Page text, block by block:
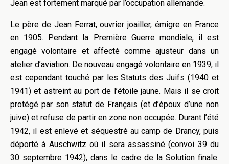
Jean est fortement marqué par l’occupation allemande.
Le père de Jean Ferrat, ouvrier joailler, émigre en France
en 1905. Pendant la Première Guerre mondiale, il est
engagé volontaire et affecté comme ajusteur dans un
atelier d’aviation. De nouveau engagé volontaire en 1939, il
est cependant touché par les Statuts des Juifs (1940 et
1941) et astreint au port de l’étoile jaune. Mais il se croit
protégé par son statut de Français (et d’époux d’une non
juive) et refuse de partir en zone non occupée. Durant l’été
1942, il est enlevé et séquestré au camp de Drancy, puis
déporté à Auschwitz où il sera assassiné (convoi 39 du
30 septembre 1942), dans le cadre de la Solution finale.